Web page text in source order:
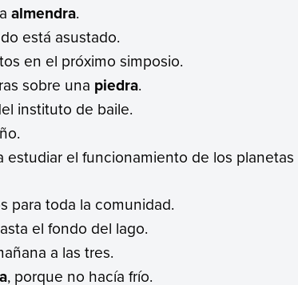
almendra.
está asustado.
en el próximo simposio.
sobre una piedra.
instituto de baile.
estudiar el funcionamiento de los planetas
para toda la comunidad.
el fondo del lago.
a las tres.
, porque no hacía frío.